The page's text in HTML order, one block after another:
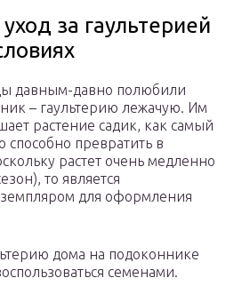
за гаультерией
давным-давно полюбили
– гаультерию лежачую. Им
растение садик, как самый
способно превратить в
растет очень медленно
то является
для оформления
дома на подоконнике
семенами.